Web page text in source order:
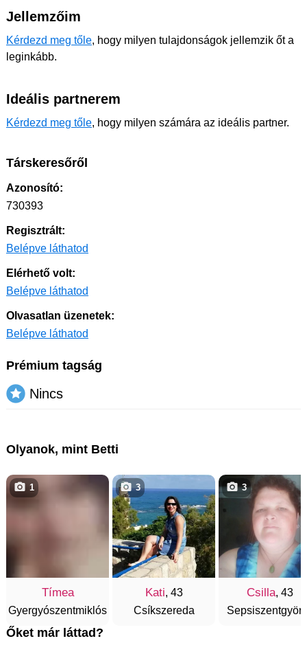
Jellemzőim
Kérdezd meg tőle, hogy milyen tulajdonságok jellemzik őt a
leginkább.
Ideális partnerem
Kérdezd meg tőle, hogy milyen számára az ideális partner.
Társkeresőről
Azonosító:
730393
Regisztrált:
Belépve láthatod
Elérhető volt:
Belépve láthatod
Olvasatlan üzenetek:
Belépve láthatod
Prémium tagság
Nincs
Olyanok, mint Betti
Tímea
Gyergyószentmiklós
1
Kati, 43
Csíkszereda
3
Csilla, 43
3
Őket már láttad?